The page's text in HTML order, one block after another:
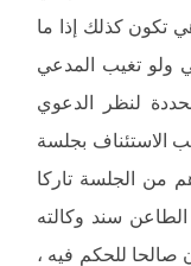
تكون كذلك إذا ما
ولو تغيب المدعي
لنظر الدعوي
الاستئناف بجلسة
من الجلسة تاركا
سند وكالته
صالحا للحكم فيه ،